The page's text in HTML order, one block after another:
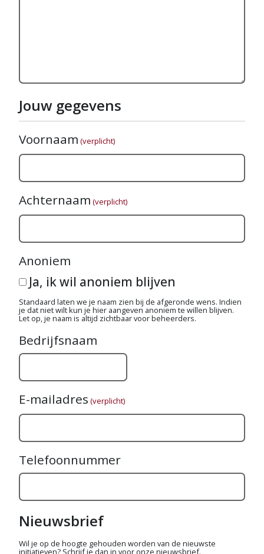
Jouw gegevens
Voornaam (verplicht)
Achternaam (verplicht)
Anoniem
Ja, ik wil anoniem blijven
Standaard laten we je naam zien bij de afgeronde wens. Indien
je dat niet wilt kun je hier aangeven anoniem te willen blijven.
Let op, je naam is altijd zichtbaar voor beheerders.
Bedrijfsnaam
E-mailadres (verplicht)
Telefoonnummer
Nieuwsbrief
Wil je op de hoogte gehouden worden van de nieuwste
initiatieven? Schrijf je dan in voor onze nieuwsbrief.